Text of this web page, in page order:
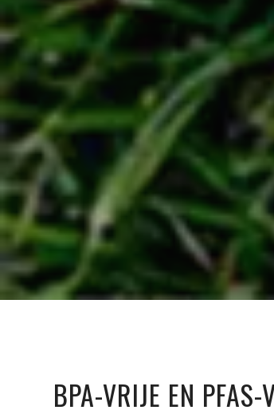
BPA-VRIJE EN